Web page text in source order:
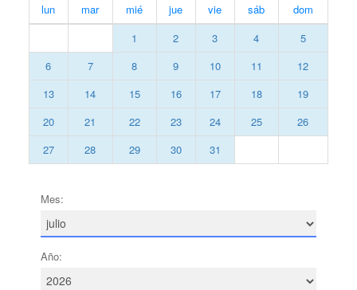
lun mar mié jue vie sáb
dom
1
2 3 4
5
6
7 8 9 10 11
12
13
14 15 16 17 18
19
20
21 22 23 24 25
26
27
28 29 30 31
Mes:
Año: